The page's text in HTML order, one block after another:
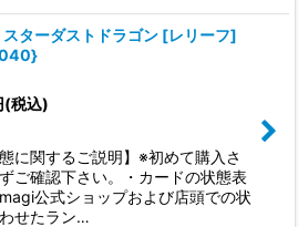
スターダストドラゴン [レリーフ]
(税込)
態に関するご説明】※初めて購入さ
ご確認下さい。・カードの状態表
公式ショップおよび店頭での状
せたラン…